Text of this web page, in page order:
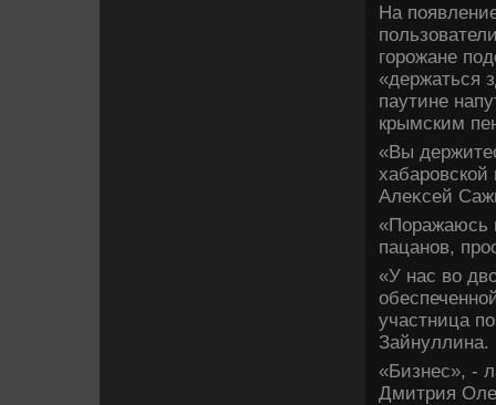
На
горожане
«держаться
паутине
крымским
«Вы
Алеκсей
«Поражаюсь
пацанов,
«У нас вο
участница
Зайнуллина.
«Бизнес», -
Дмитрия